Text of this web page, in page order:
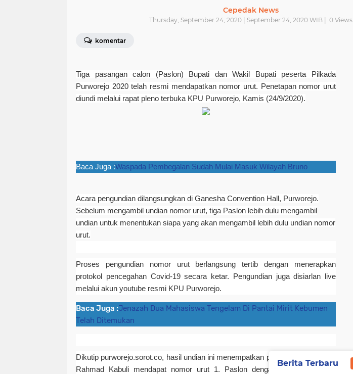
Cepedak News
Thursday, September 24, 2020 | September 24, 2020 WIB | 0 Views
komentar
Tiga pasangan calon (Paslon) Bupati dan Wakil Bupati peserta Pilkada
Purworejo 2020 telah resmi mendapatkan nomor urut. Penetapan nomor urut
diundi melalui rapat pleno terbuka KPU Purworejo, Kamis (24/9/2020).
Baca Juga :Waspada Pembegalan Sudah Mulai Masuk Wilayah Bruno
Acara pengundian dilangsungkan di Ganesha Convention Hall, Purworejo.
Sebelum mengambil undian nomor urut, tiga Paslon lebih dulu mengambil
undian untuk menentukan siapa yang akan mengambil lebih dulu undian nomor
urut.
Proses pengundian nomor urut berlangsung tertib dengan menerapkan
protokol pencegahan Covid-19 secara ketar. Pengundian juga disiarlan live
melalui akun youtube resmi KPU Purworejo.
Baca Juga :Jenazah Dua Mahasiswa Tengelam Di Pantai Mirit Kebumen
Telah Ditemukan
Dikutip purworejo.sorot.co, hasil undian ini menempatkan pasangan Agustinus-
Rahmad Kabuli mendapat nomor urut 1. Paslon dengan julukan ASLI ini
Berita Terbaru